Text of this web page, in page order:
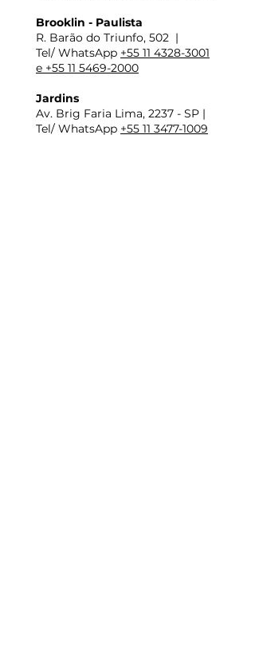
Brooklin - Paulista
R. Barão do Triunfo, 502 |
Tel/ WhatsApp +55 11 4328-3001
e +55 11 5469-2000
Jardins
Av. Brig Faria Lima, 2237 - SP |
Tel/ WhatsApp +55 11 3477-1009